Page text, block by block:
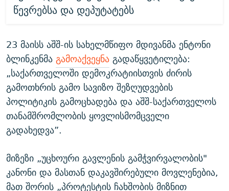
წევრებსა და დეპუტატებს
23 მაისს აშშ-ის სახელმწიფო მდივანმა ენტონი
ბლინკენმაგამოაქვეყნაგადაწყვეტილება:
„საქართველოში დემოკრატიისთვის ძირის
გამოთხრის გამო სავიზო შეზღუდვების
პოლიტიკის გამოცხადება და აშშ-საქართველოს
თანამშრომლობის ყოვლისმომცველი
გადახედვა”.
მიზეზი „უცხოური გავლენის გამჭვირვალობის"
კანონი და მასთან დაკავშირებული მოვლენებია,
მათ შორის „პროტესტის ჩახშობის მიზნით